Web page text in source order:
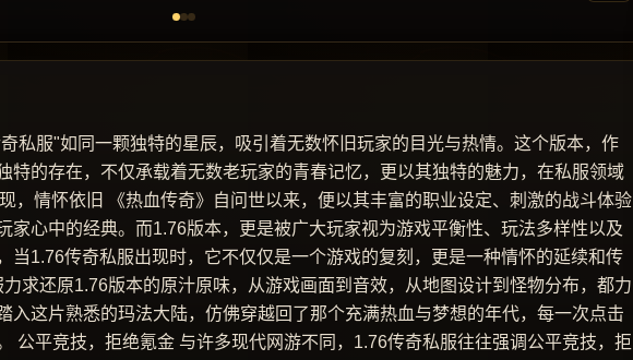
私服"如同一颗独特的星辰，吸引着无数怀旧玩家的目光与热情。这个版本，作
特的存在，不仅承载着无数老玩家的青春记忆，更以其独特的魅力，在私服领域
，情怀依旧 《热血传奇》自问世以来，便以其丰富的职业设定、刺激的战斗体验
家心中的经典。而1.76版本，更是被广大玩家视为游戏平衡性、玩法多样性以及
当1.76传奇私服出现时，它不仅仅是一个游戏的复刻，更是一种情怀的延续和传
求还原1.76版本的原汁原味，从游戏画面到音效，从地图设计到怪物分布，都力
入这片熟悉的玛法大陆，仿佛穿越回了那个充满热血与梦想的年代，每一次点击
公平竞技，拒绝氪金 与许多现代网游不同，1.76传奇私服往往强调公平竞技，拒